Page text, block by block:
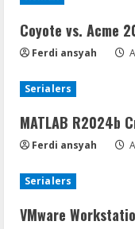
Coyote vs. Acme
Ferdi ansyah
Serialers
MATLAB R2024b
Ferdi ansyah
Serialers
VMware